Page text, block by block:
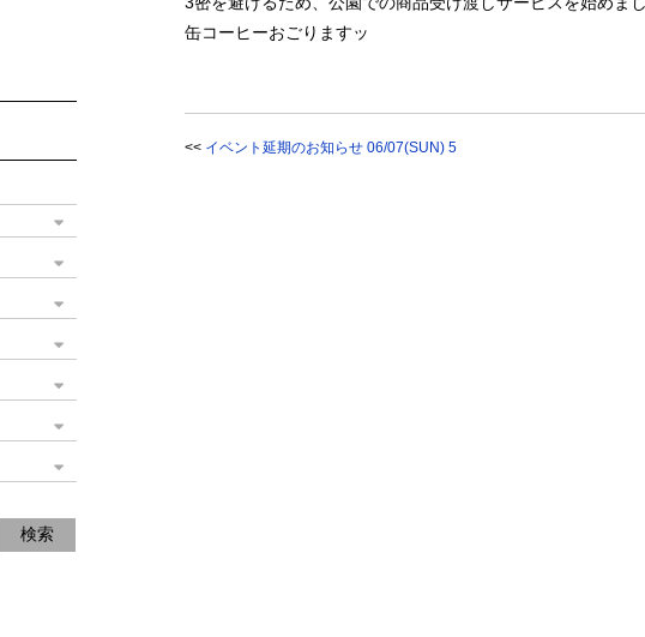
缶コーヒーおごりますッ
<< イベント延期のお知らせ 06/07(SUN) 5